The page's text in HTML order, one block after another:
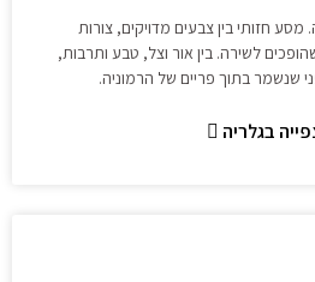
חזותי בין צבעים מדויקים, צורות
לשירה. בין אור וצל, טבע ותרבות,
שנשמר בתוך פריים של הרמוניה.
בגלריה